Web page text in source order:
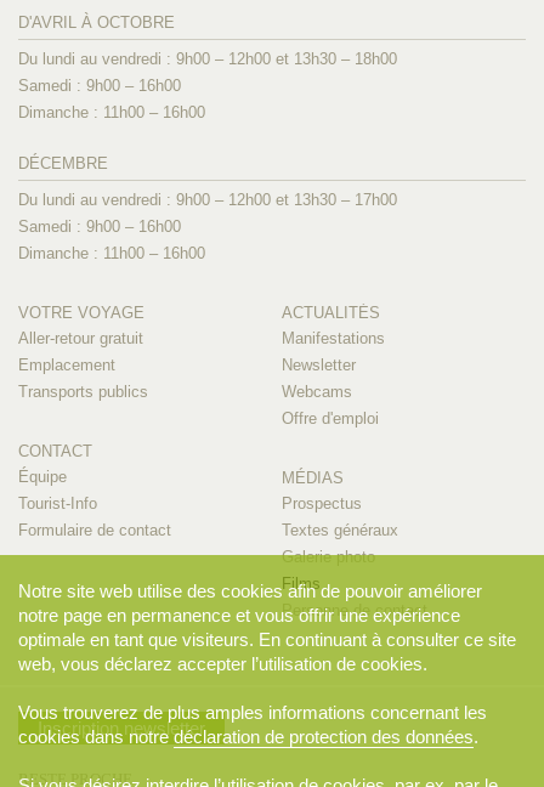
D'AVRIL À OCTOBRE
Du lundi au vendredi : 9h00 – 12h00 et 13h30 – 18h00
Samedi : 9h00 – 16h00
Dimanche : 11h00 – 16h00
DÉCEMBRE
Du lundi au vendredi : 9h00 – 12h00 et 13h30 – 17h00
Samedi : 9h00 – 16h00
Dimanche : 11h00 – 16h00
VOTRE VOYAGE
Aller-retour gratuit
Emplacement
Transports publics
CONTACT
Équipe
Tourist-Info
Formulaire de contact
ACTUALITÉS
Manifestations
Newsletter
Webcams
Offre d'emploi
MÉDIAS
Prospectus
Textes généraux
Galerie photo
Films
Personne de contact
Inscription newsletter
RESTE PROCHE
Notre site web utilise des cookies afin de pouvoir améliorer
notre page en permanence et vous offrir une expérience
optimale en tant que visiteurs. En continuant à consulter ce site
web, vous déclarez accepter l’utilisation de cookies.
Vous trouverez de plus amples informations concernant les
cookies dans notredéclaration de protection des données.